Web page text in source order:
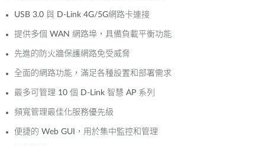
USB 3.0 與 D-Link 4G/5G網路卡連接
提供多個 WAN 網路埠，具備負載平衡功能
先進的防火牆保護網路免受威脅
全面的網路功能，滿足各種設置和部署需求
最多可管理 10 個 D-Link 智慧 AP 系列
頻寬管理最佳化服務優先級
便捷的 Web GUI，用於集中監控和管理